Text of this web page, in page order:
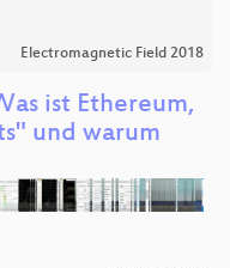
Electromagnetic Field 2018
ist Ethereum,
und warum